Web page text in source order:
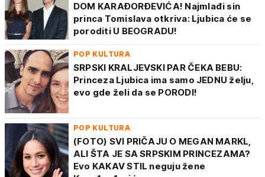
DOM KARAĐORĐEVIĆA! Najmlađi sin
princa Tomislava otkriva: Ljubica će se
poroditi U BEOGRADU!
POP KULTURA
SRPSKI KRALJEVSKI PAR ČEKA BEBU:
Princeza Ljubica ima samo JEDNU želju,
evo gde želi da se PORODI!
POP KULTURA
(FOTO) SVI PRIČAJU O MEGAN MARKL,
ALI ŠTA JE SA SRPSKIM PRINCEZAMA?
Evo KAKAV STIL neguju žene